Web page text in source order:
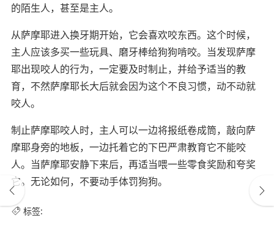
的陌生人，甚至是主人。
从萨摩耶进入换牙期开始，它会喜欢咬东西。这个时候，
主人应该多买一些玩具、磨牙棒给狗狗啃咬。当发现萨摩
耶出现咬人的行为，一定要及时制止，并给予适当的教
育，不然萨摩耶长大后就会因为这个不良习惯，动不动就
咬人。
制止萨摩耶咬人时，主人可以一边将报纸卷成筒，敲向萨
摩耶身旁的地板，一边托着它的下巴严肃教育它不能咬
人。当萨摩耶安静下来后，再适当喂一些零食奖励和夸奖
它。无论如何，不要动手体罚狗狗。
标签: